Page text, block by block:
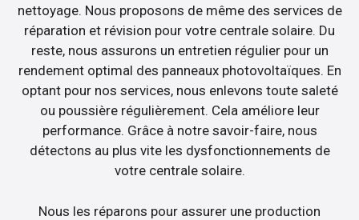
nettoyage. Nous proposons de même des services de
réparation et révision pour votre centrale solaire. Du
reste, nous assurons un entretien régulier pour un
rendement optimal des panneaux photovoltaïques. En
optant pour nos services, nous enlevons toute saleté
ou poussière régulièrement. Cela améliore leur
performance. Grâce à notre savoir-faire, nous
détectons au plus vite les dysfonctionnements de
votre centrale solaire.
Nous les réparons pour assurer une production